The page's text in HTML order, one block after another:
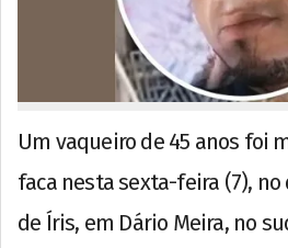
Um vaqueiro de 45 anos foi
faca nesta sexta-feira (7),
de Íris, em Dário Meira, no